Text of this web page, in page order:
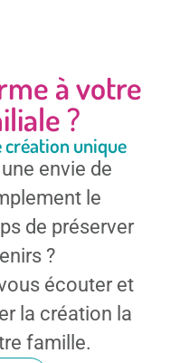
à votre
?
unique
envie de
le
de préserver
?
écouter et
la création la
famille.